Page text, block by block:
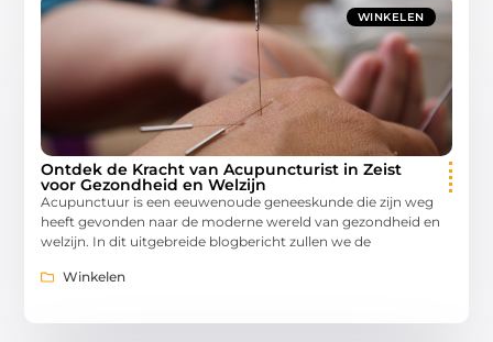
WINKELEN
Ontdek de Kracht van Acupuncturist in Zeist
voor Gezondheid en Welzijn
Acupunctuur is een eeuwenoude geneeskunde die zijn weg
heeft gevonden naar de moderne wereld van gezondheid en
welzijn. In dit uitgebreide blogbericht zullen we de
Winkelen